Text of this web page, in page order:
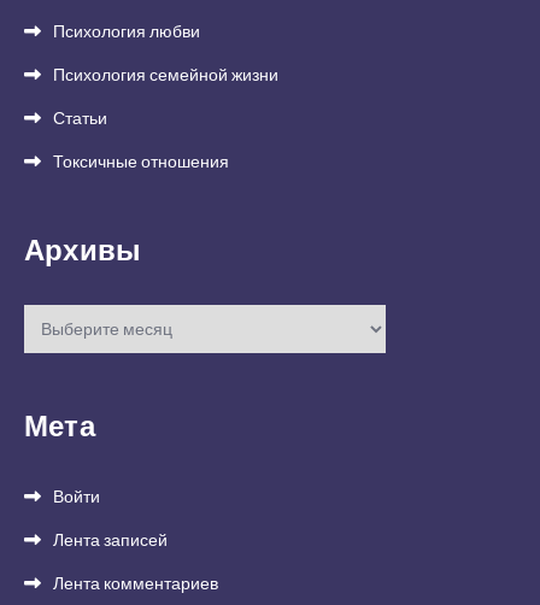
Психология любви
Психология семейной жизни
Статьи
Токсичные отношения
Архивы
Архивы
Мета
Войти
Лента записей
Лента комментариев